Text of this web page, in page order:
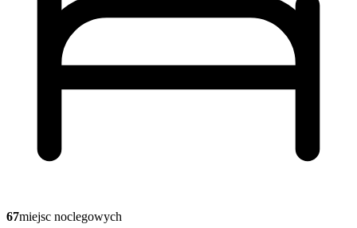
67miejsc noclegowych